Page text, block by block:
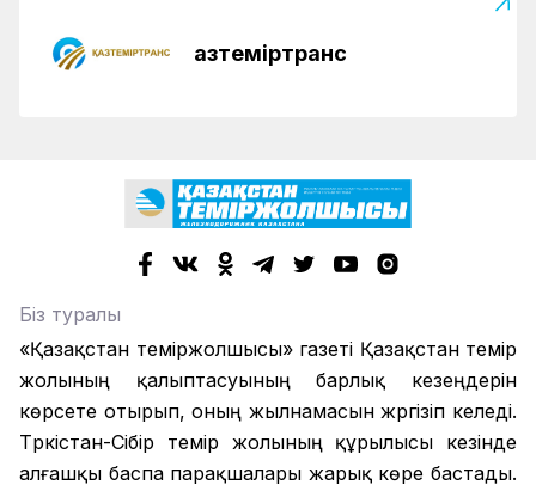
Қазтеміртранс
Біз туралы
«Қазақстан теміржолшысы» газеті Қазақстан темір
жолының қалыптасуының барлық кезеңдерін
көрсете отырып, оның жылнамасын жүргізіп келеді.
Түркістан-Сібір темір жолының құрылысы кезінде
алғашқы баспа парақшалары жарық көре бастады.